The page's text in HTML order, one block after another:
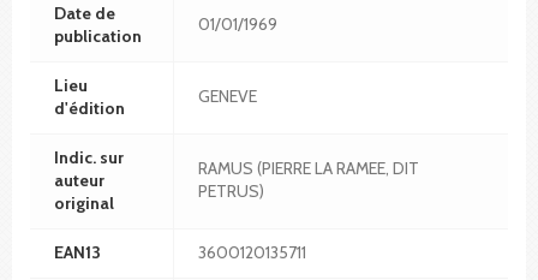
Date de
publication
01/01/1969
Lieu
d'édition
GENEVE
Indic. sur
auteur
original
RAMUS (PIERRE LA RAMEE, DIT
PETRUS)
EAN13 3600120135711